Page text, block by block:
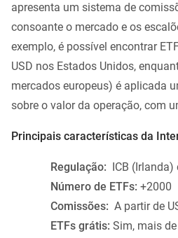
apresenta um sistema de
consoante o mercado e os
exemplo, é possível encontrar
USD nos Estados Unidos,
mercados europeus) é aplicada
sobre o valor da operação, com
Principais características da
Regulação:
ICB
Número de ETFs: +2000
Comissões: A partir de
ETFs grátis: Sim, mais